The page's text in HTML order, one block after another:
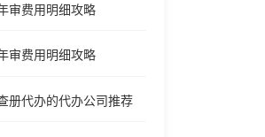
审费用明细攻略
审费用明细攻略
册代办的代办公司推荐